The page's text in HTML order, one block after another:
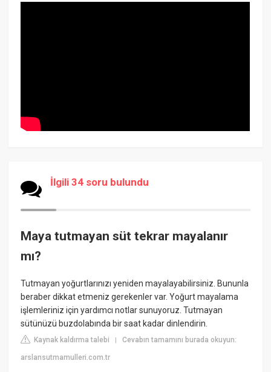
İlgili 34 soru bulundu
Maya tutmayan süt tekrar mayalanır
mı?
Tutmayan yoğurtlarınızı yeniden mayalayabilirsiniz. Bununla
beraber dikkat etmeniz gerekenler var. Yoğurt mayalama
işlemleriniz için yardımcı notlar sunuyoruz. Tutmayan
sütünüzü buzdolabında bir saat kadar dinlendirin.
Kaynak kaldırma talebi |Cevabın tamamını burada okuyun:
arslansutmamulleri.com.tr